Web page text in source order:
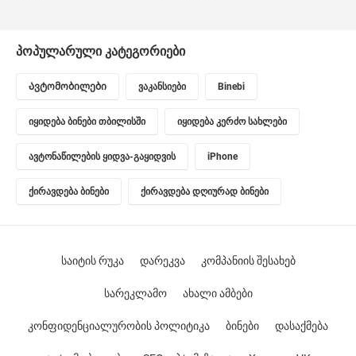
პოპულარული კატეგორიები
Ავტომობილები ვაკანსიები Binebi
იყიდება ბინები თბილისში იყიდება კერძო სახლები
ავტონაწილების ყიდვა-გაყიდვის iPhone
ქირავდება ბინები ქირავდება დღიურად ბინები
საიტის რუკა დარეკვა კომპანიის შესახებ
სარეკლამო ახალი ამბები
კონფიდენციალურობის პოლიტიკა ბინები დასაქმება